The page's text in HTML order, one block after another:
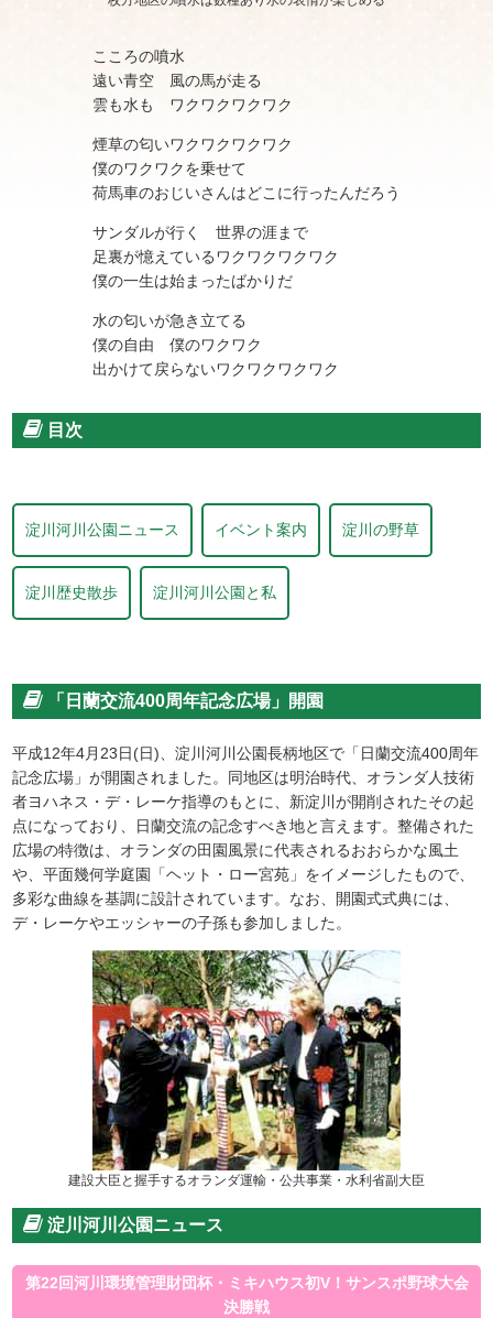
こころの噴水
遠い青空 風の馬が走る
雲も水も ワクワクワクワク
煙草の匂いワクワクワクワク
僕のワクワクを乗せて
荷馬車のおじいさんはどこに行ったんだろう
サンダルが行く 世界の涯まで
足裏が憶えているワクワクワクワク
僕の一生は始まったばかりだ
水の匂いが急き立てる
僕の自由 僕のワクワク
出かけて戻らないワクワクワクワク
目次
淀川河川公園ニュース イベント案内 淀川の野草
淀川歴史散歩 淀川河川公園と私
「日蘭交流400周年記念広場」開園
平成12年4月23日(日)、淀川河川公園長柄地区で「日蘭交流400周年
記念広場」が開園されました。同地区は明治時代、オランダ人技術
者ヨハネス・デ・レーケ指導のもとに、新淀川が開削されたその起
点になっており、日蘭交流の記念すべき地と言えます。整備された
広場の特徴は、オランダの田園風景に代表されるおおらかな風土
や、平面幾何学庭園「ヘット・ロー宮苑」をイメージしたもので、
多彩な曲線を基調に設計されています。なお、開園式式典には、
デ・レーケやエッシャーの子孫も参加しました。
建設大臣と握手するオランダ運輸・公共事業・水利省副大臣
淀川河川公園ニュース
第22回河川環境管理財団杯・ミキハウス初V！サンスポ野球大会
決勝戦